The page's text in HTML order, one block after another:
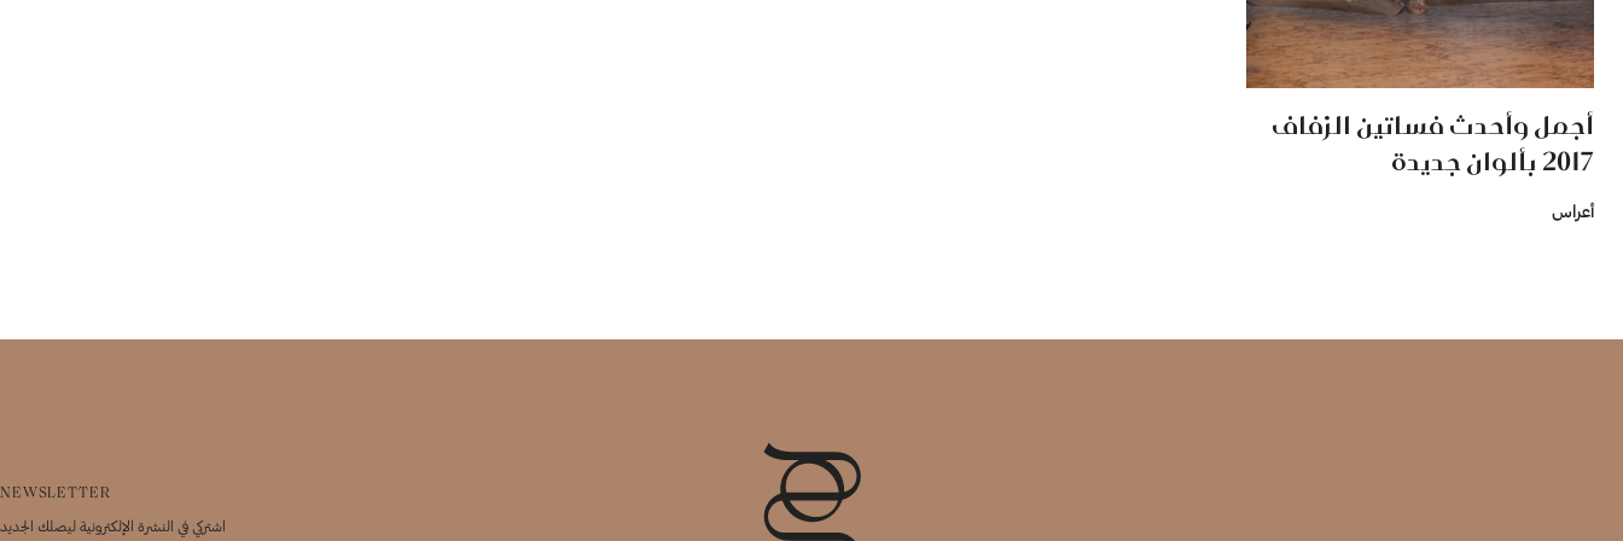
أجمل وأحدث فساتين الزفاف
2017 بألوان جديدة
أعراس
NEWSLETTER
اشتركي في النشرة الإلكترونية ليصلك الجديد